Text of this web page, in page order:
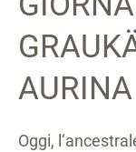
AURINA
Oggi,